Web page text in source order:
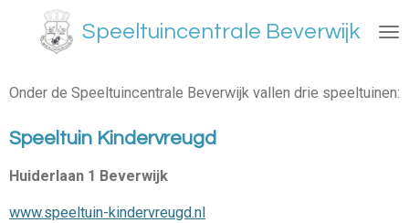
direct
de
Speeltuincentrale Beverwijk
Onder de Speeltuincentrale Beverwijk vallen drie speeltuinen:
Speeltuin Kindervreugd
Huiderlaan 1 Beverwijk
www.speeltuin-kindervreugd.nl